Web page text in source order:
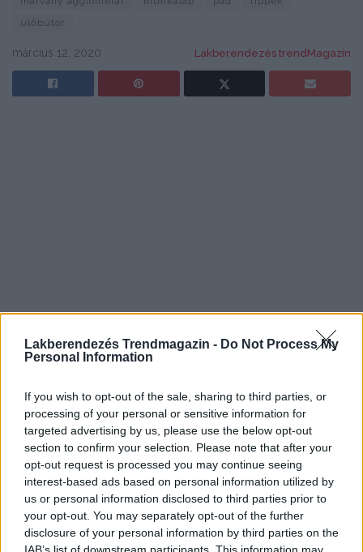
Lakberendezés Trendmagazin - Do Not Process My
Personal Information
If you wish to opt-out of the sale, sharing to third parties, or
processing of your personal or sensitive information for
targeted advertising by us, please use the below opt-out
section to confirm your selection. Please note that after your
opt-out request is processed you may continue seeing
interest-based ads based on personal information utilized by
us or personal information disclosed to third parties prior to
your opt-out. You may separately opt-out of the further
disclosure of your personal information by third parties on the
IAB’s list of downstream participants. This information may
ülőbútor
március 12, 2020 Lakberendezés trendMagazin